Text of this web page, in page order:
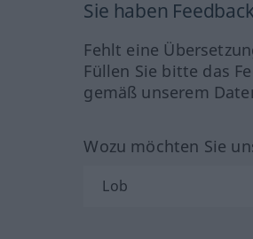
Sie haben
Fehlt eine
Füllen Sie bitte das
gemäß unserem
Wozu möchten Sie